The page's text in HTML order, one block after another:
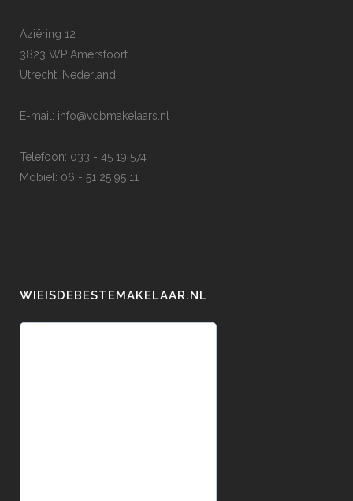
Aziëring 12
3823 WP Amersfoort
Utrecht, Nederland
E-mail: info@vdbmakelaars.nl
Telefoon: 033 - 45 19 574
Mobiel: 06 - 51 25 95 11
WIEISDEBESTEMAKELAAR.NL